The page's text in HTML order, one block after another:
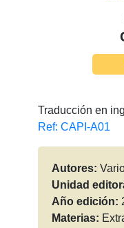
Traducción en
Ref: CAPI-A01
Autores:
Unidad
Año edición:
Materias: